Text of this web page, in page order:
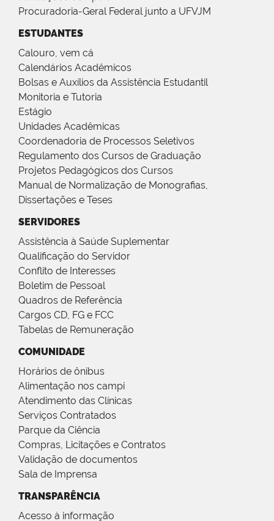
Procuradoria-Geral Federal junto a UFVJM
ESTUDANTES
Calouro, vem cá
Calendários Acadêmicos
Bolsas e Auxílios da Assistência Estudantil
Monitoria e Tutoria
Estágio
Unidades Acadêmicas
Coordenadoria de Processos Seletivos
Regulamento dos Cursos de Graduação
Projetos Pedagógicos dos Cursos
Manual de Normalização de Monografias,
Dissertações e Teses
SERVIDORES
Assistência à Saúde Suplementar
Qualificação do Servidor
Conflito de Interesses
Boletim de Pessoal
Quadros de Referência
Cargos CD, FG e FCC
Tabelas de Remuneração
COMUNIDADE
Horários de ônibus
Alimentação nos campi
Atendimento das Clínicas
Serviços Contratados
Parque da Ciência
Compras, Licitações e Contratos
Validação de documentos
Sala de Imprensa
TRANSPARÊNCIA
Acesso à informação